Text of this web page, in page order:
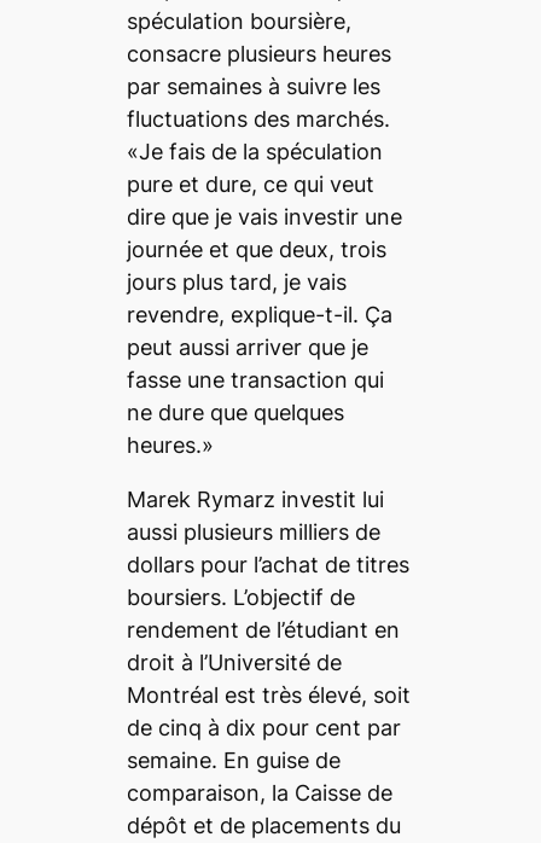
spéculation boursière,
consacre plusieurs heures
par semaines à suivre les
fluctuations des marchés.
«Je fais de la spéculation
pure et dure, ce qui veut
dire que je vais investir une
journée et que deux, trois
jours plus tard, je vais
revendre, explique-t-il. Ça
peut aussi arriver que je
fasse une transaction qui
ne dure que quelques
heures.»
Marek Rymarz investit lui
aussi plusieurs milliers de
dollars pour l’achat de titres
boursiers. L’objectif de
rendement de l’étudiant en
droit à l’Université de
Montréal est très élevé, soit
de cinq à dix pour cent par
semaine. En guise de
comparaison, la Caisse de
dépôt et de placements du